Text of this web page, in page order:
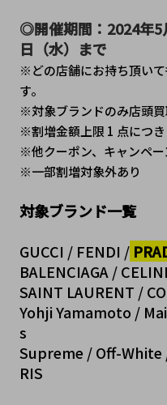
◎開催期間：2024年5
日（水）まで
※どの店舗にお持ち頂い
す。
※対象ブランドのみ店頭
※割増金額上限 1 点につ
※他クーポン、キャンペ
※一部割増対象外あり
対象ブランド一覧
GUCCI / FENDI /
BALENCIAGA /
SAINT LAURENT /
Yohji Yamamoto /
s
Supreme / Off-White
RIS